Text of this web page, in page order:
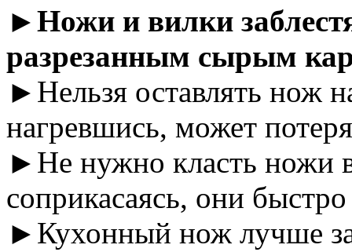
►Ножи и вилки
разрезанным сырым
►Нельзя оставлять нож
нагревшись, может
►Не нужно класть ножи
соприкасаясь, они быстро
►Кухонный нож лучше